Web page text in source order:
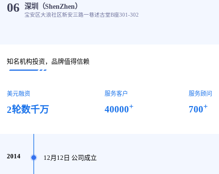
06 深圳（ShenZhen）
宝安区大浪社区新安三路一巷述古堂B座301-302
知名机构投资，品牌值得信赖
美元融资
2轮数千万
服务客户
40000+
服务顾问
700+
2014 12月12日 公司成立